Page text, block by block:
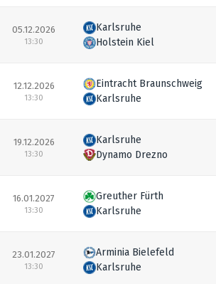
05.12.2026
13:30
Karlsruhe
Holstein Kiel
12.12.2026
13:30
Eintracht Braunschweig
Karlsruhe
19.12.2026
13:30
Karlsruhe
Dynamo Drezno
16.01.2027
13:30
Greuther Fürth
Karlsruhe
23.01.2027
13:30
Arminia Bielefeld
Karlsruhe